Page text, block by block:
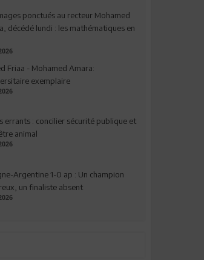
ponctués au recteur Mohamed
décédé lundi : les mathématiques en
Friaa - Mohamed Amara:
exemplaire
errants : concilier sécurité publique et
animal
Argentine 1-0 ap : Un champion
un finaliste absent